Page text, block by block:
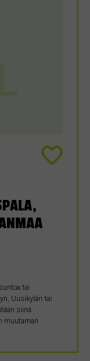
tai
Uusikylän tai
siinä
muutaman